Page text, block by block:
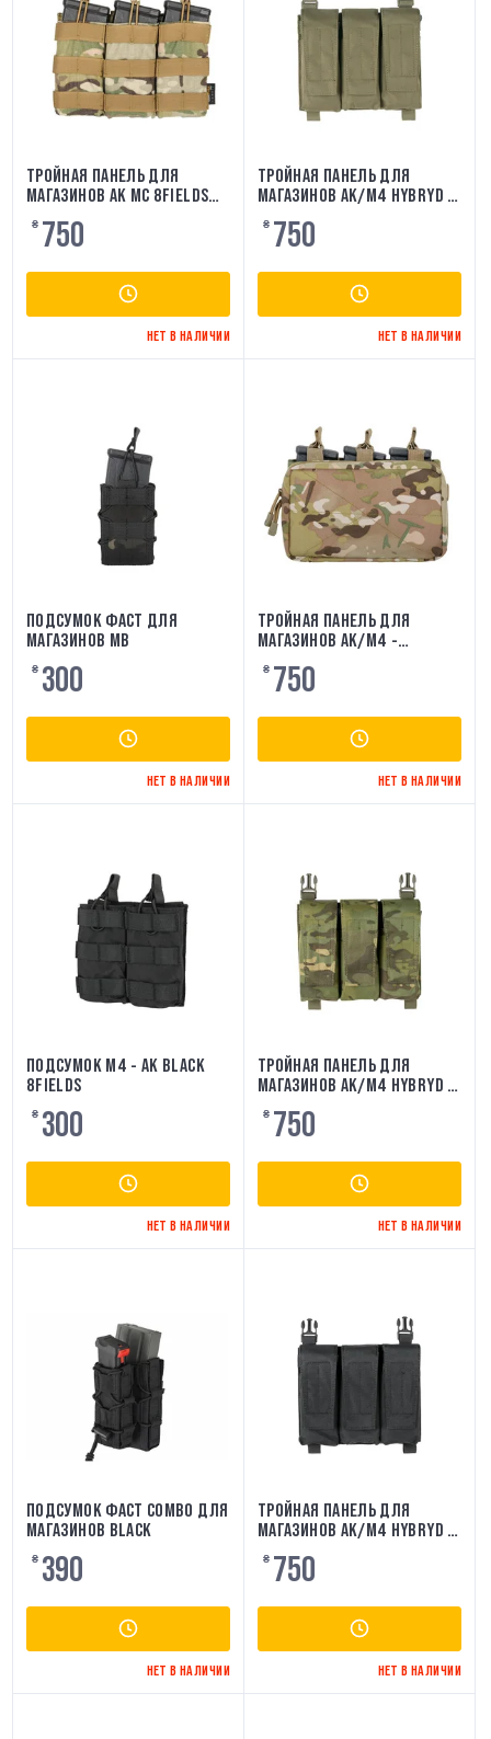
ТРОЙНАЯ ПАНЕЛЬ ДЛЯ
МАГАЗИНОВ AK MC 8FIELDS
PREMIUM
₴ 750
НЕТ В НАЛИЧИИ
ТРОЙНАЯ ПАНЕЛЬ ДЛЯ
МАГАЗИНОВ AK/M4 HYBRYD -
OLIVE 8FIELDS
₴ 750
НЕТ В НАЛИЧИИ
ПОДСУМОК ФАСТ ДЛЯ
МАГАЗИНОВ MB
₴ 300
НЕТ В НАЛИЧИИ
ТРОЙНАЯ ПАНЕЛЬ ДЛЯ
МАГАЗИНОВ AK/M4 -
MULTICAM [8FIELDS]
₴ 750
НЕТ В НАЛИЧИИ
ПОДСУМОК M4 - AK BLACK
8FIELDS
₴ 300
НЕТ В НАЛИЧИИ
ТРОЙНАЯ ПАНЕЛЬ ДЛЯ
МАГАЗИНОВ AK/M4 HYBRYD -
MT 8FIELDS
₴ 750
НЕТ В НАЛИЧИИ
ПОДСУМОК ФАСТ COMBO ДЛЯ
МАГАЗИНОВ BLACK
₴ 390
НЕТ В НАЛИЧИИ
ТРОЙНАЯ ПАНЕЛЬ ДЛЯ
МАГАЗИНОВ AK/M4 HYBRYD -
BLACK 8FIELDS
₴ 750
НЕТ В НАЛИЧИИ